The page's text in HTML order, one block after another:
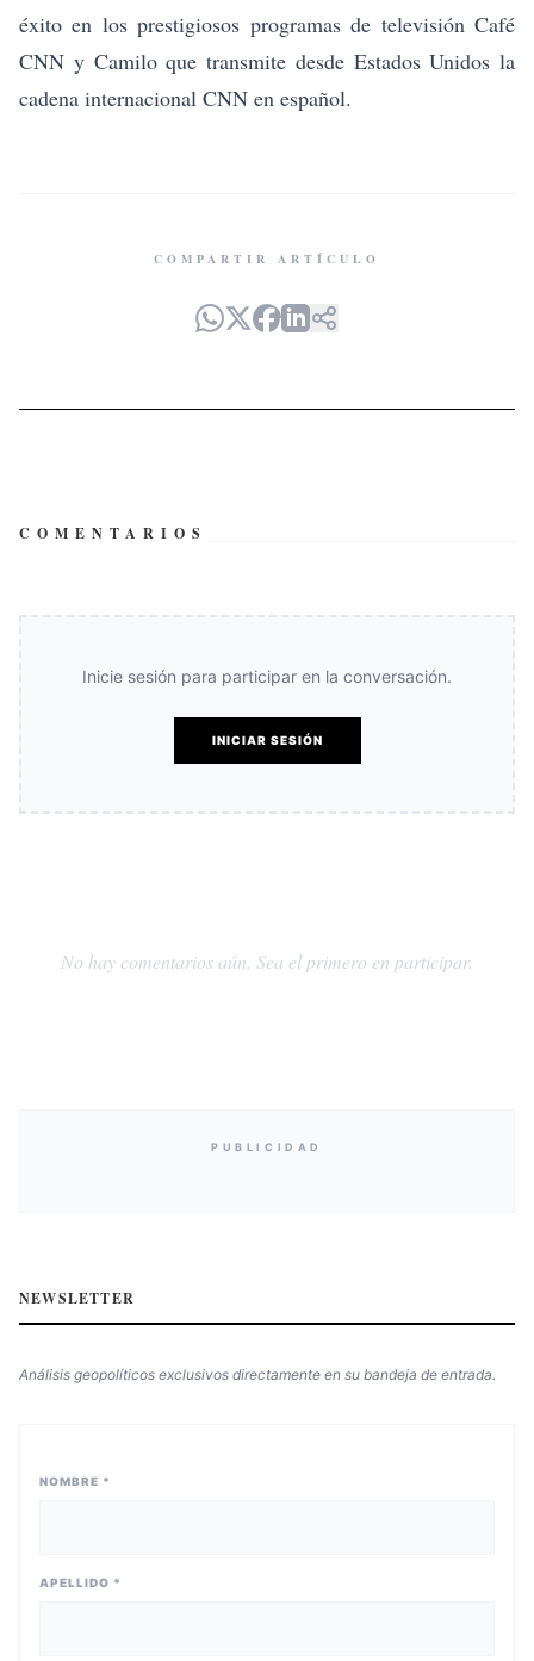
éxito en los prestigiosos programas de televisión Café
CNN y Camilo que transmite desde Estados Unidos la
cadena internacional CNN en español.
COMPARTIR ARTÍCULO
COMENTARIOS
Inicie sesión para participar en la conversación.
INICIAR SESIÓN
No hay comentarios aún. Sea el primero en participar.
PUBLICIDAD
NEWSLETTER
Análisis geopolíticos exclusivos directamente en su bandeja de entrada.
NOMBRE *
APELLIDO *